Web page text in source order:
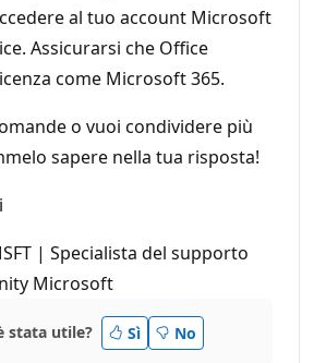
al tuo account Microsoft
Assicurarsi che Office
come Microsoft 365.
o vuoi condividere più
sapere nella tua risposta!
| Specialista del supporto
Microsoft
stata utile? Sì No